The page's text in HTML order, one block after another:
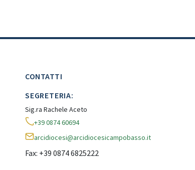
CONTATTI
SEGRETERIA:
Sig.ra Rachele Aceto
+39 0874 60694
arcidiocesi@arcidiocesicampobasso.it
Fax: +39 0874 6825222